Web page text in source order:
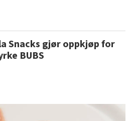
Snacks gjør oppkjøp for
BUBS